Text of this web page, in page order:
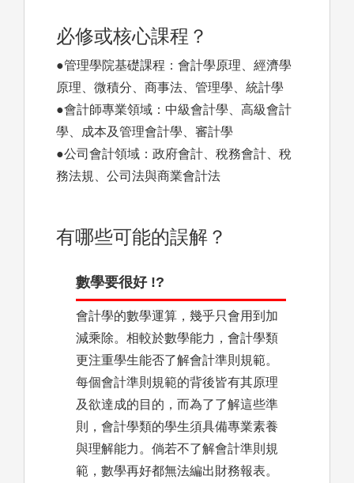
必修或核心課程？
●管理學院基礎課程：會計學原理、經濟學
原理、微積分、商事法、管理學、統計學
●會計師專業領域：中級會計學、高級會計
學、成本及管理會計學、審計學
●公司會計領域：政府會計、稅務會計、稅
務法規、公司法與商業會計法
有哪些可能的誤解？
數學要很好 !?
會計學的數學運算，幾乎只會用到加
減乘除。相較於數學能力，會計學類
更注重學生能否了解會計準則規範。
每個會計準則規範的背後皆有其原理
及欲達成的目的，而為了了解這些準
則，會計學類的學生須具備專業素養
與理解能力。倘若不了解會計準則規
範，數學再好都無法編出財務報表。